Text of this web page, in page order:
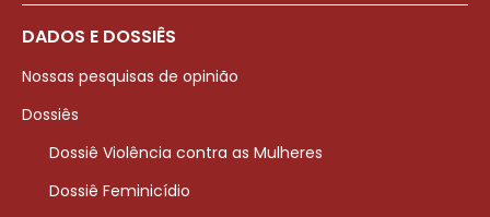
DADOS E DOSSIÊS
Nossas pesquisas de opinião
Dossiês
Dossiê Violência contra as Mulheres
Dossiê Feminicídio